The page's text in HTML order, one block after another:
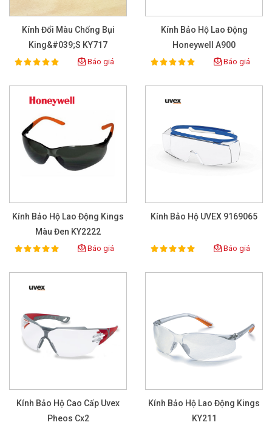
Kính Đổi Màu Chống Bụi
King&#039;s KY717
Rating:
100% Báo giá
Kính Bảo Hộ Lao Động
Honeywell A900
Rating:
100% Báo giá
Kính Bảo Hộ Lao Động Kings
Màu Đen KY2222
Rating:
100% Báo giá
Kính Bảo Hộ UVEX 9169065
Rating:
100% Báo giá
Kính Bảo Hộ Cao Cấp Uvex
Pheos Cx2
Kính Bảo Hộ Lao Động Kings
KY211